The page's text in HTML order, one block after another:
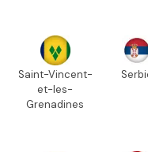
Saint-Vincent-
et-les-
Grenadines